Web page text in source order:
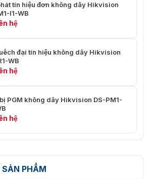
tín hiệu đơn không dây Hikvision
I1-WB
hệ
đại tín hiệu không dây Hikvision
WB
hệ
PGM không dây Hikvision DS-PM1-
hệ
PHẨM